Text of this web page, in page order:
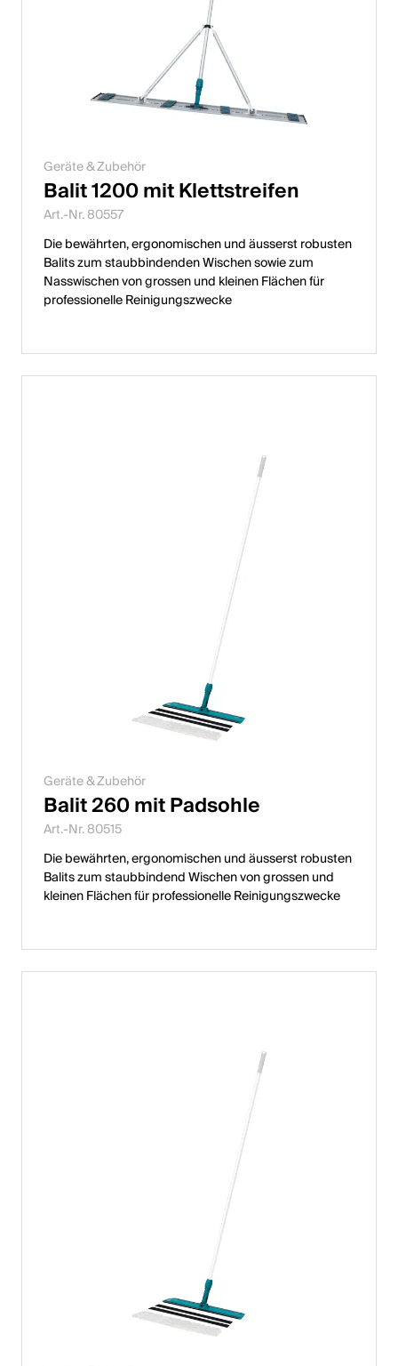
Geräte & Zubehör
Balit 1200 mit Klettstreifen
Art.-Nr. 80557
Die bewährten, ergonomischen und äusserst robusten
Balits zum staubbindenden Wischen sowie zum
Nasswischen von grossen und kleinen Flächen für
professionelle Reinigungszwecke
Geräte & Zubehör
Balit 260 mit Padsohle
Art.-Nr. 80515
Die bewährten, ergonomischen und äusserst robusten
Balits zum staubbindend Wischen von grossen und
kleinen Flächen für professionelle Reinigungszwecke